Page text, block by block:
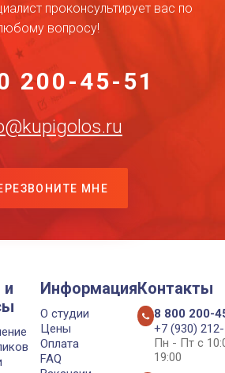
проконсультирует вас по
вопросу!
200-45-51
МНЕ
и
Информация
О студии
Цены
Оплата
FAQ
Контакты
8 800 200-
+7 (930)
Пн - Пт с
19:00